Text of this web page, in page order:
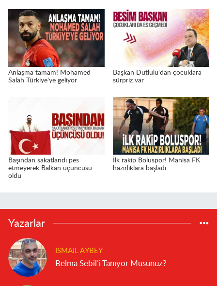
Anlaşma tamam! Mohamed
Salah Türkiye'ye geliyor
Başkan Dutlulu'dan çocuklara
sürpriz var
Başından sakatlandı pes
etmeyerek Balkan üçüncüsü
oldu
İlk rakip Boluspor! Manisa FK
hazırlıklara başladı
Yazarlar
İSMAIL AYBEY
Belma Sebil’i Tanıyor Musunuz?